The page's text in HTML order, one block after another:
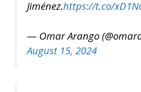
Jiménez.https://t.co/
— Omar Arango
August 15, 2024